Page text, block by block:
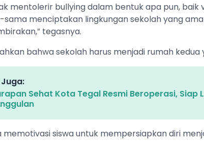
mentolerir bullying dalam bentuk apa pun, baik
menciptakan lingkungan sekolah yang
tegasnya.
bahwa sekolah harus menjadi rumah
Sehat Kota Tegal Resmi Beroperasi,
memotivasi siswa untuk mempersiapkan diri